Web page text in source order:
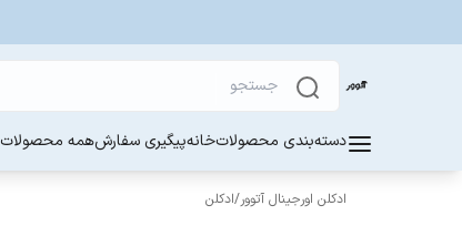
دسته‌بندی محصولاتخانهپیگیری سفارشهمه محصولات
ادکلن اورجینال آتوور/ادکلن